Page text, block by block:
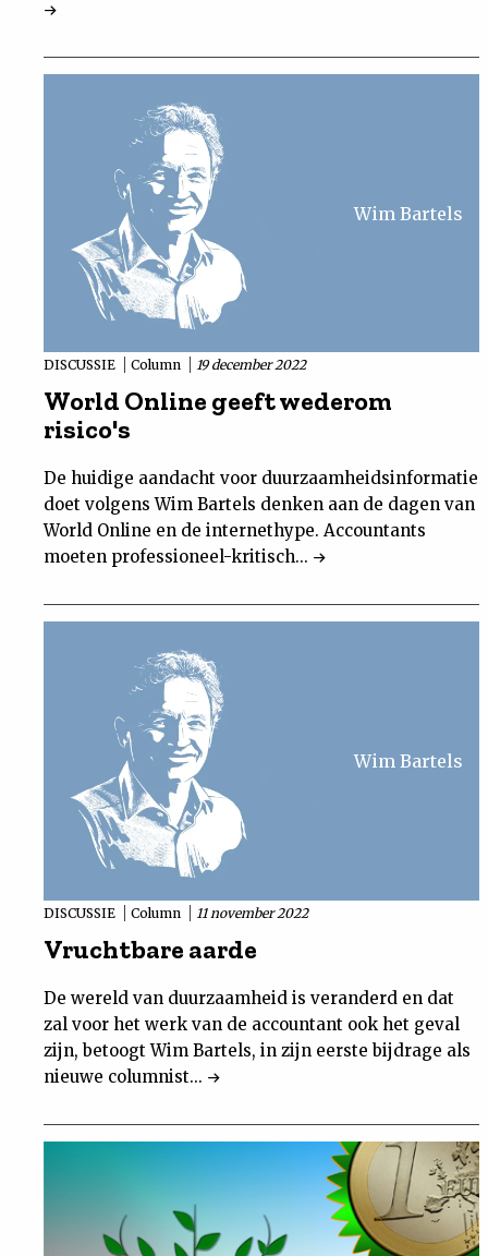
Wim Bartels
DISCUSSIE Column 19 december 2022
World Online geeft wederom
risico's
De huidige aandacht voor duurzaamheidsinformatie
doet volgens Wim Bartels denken aan de dagen van
World Online en de internethype. Accountants
moeten professioneel-kritisch...
Wim Bartels
DISCUSSIE Column 11 november 2022
Vruchtbare aarde
De wereld van duurzaamheid is veranderd en dat
zal voor het werk van de accountant ook het geval
zijn, betoogt Wim Bartels, in zijn eerste bijdrage als
nieuwe columnist...